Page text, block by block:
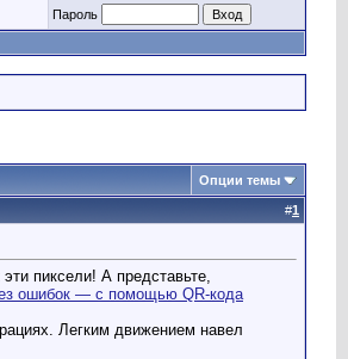
Пароль
Опции темы
#1
пиксели! А представьте,
ошибок — с помощью QR-кода
Легким движением навел